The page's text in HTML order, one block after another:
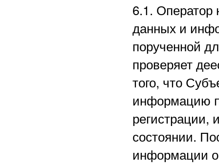
6.1. Оператор
данных и
порученной
проверяет
того, что
информацию
регистрации,
состоянии.
информации